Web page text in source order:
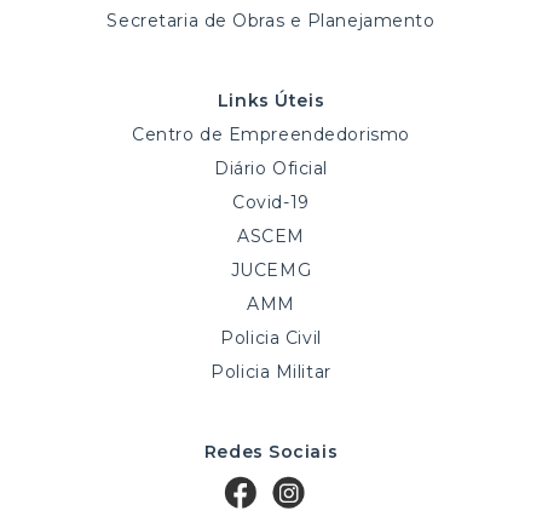
Secretaria de Obras e Planejamento
Links Úteis
Centro de Empreendedorismo
Diário Oficial
Covid-19
ASCEM
JUCEMG
AMM
Policia Civil
Policia Militar
Redes Sociais